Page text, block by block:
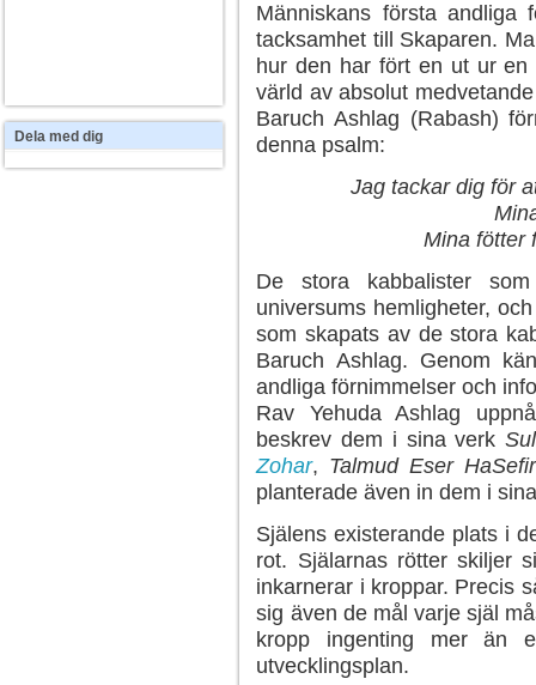
Människans första andliga
tacksamhet till Skaparen.
hur den har fört en ut ur en
värld av absolut
Baruch Ashlag (Rabash)
denna psalm:
Jag tackar dig för
Mina fötter
De stora kabbalister
universums hemligheter,
som skapats av de stora
Baruch Ashlag. Genom
andliga förnimmelser och
Rav Yehuda Ashlag
beskrev dem i sina verk
Zohar, Talmud Eser
planterade även in dem i
Själens existerande plats i
rot. Själarnas rötter skiljer
inkarnerar i kroppar. Precis
sig även de mål varje själ
kropp ingenting mer än
utvecklingsplan.
Dela med dig